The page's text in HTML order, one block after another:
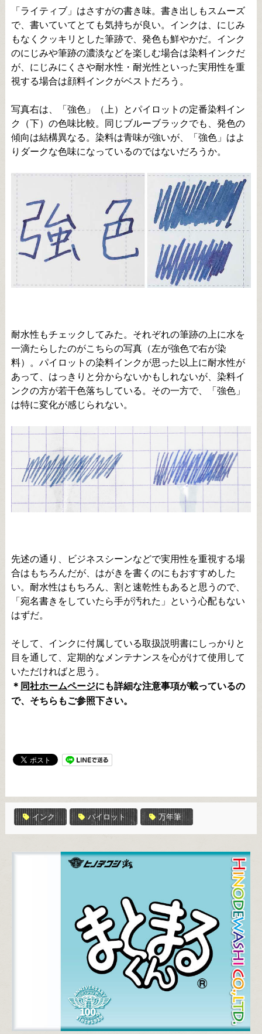
「ライティブ」はさすがの書き味。書き出しもスムーズ
で、書いていてとても気持ちが良い。インクは、にじみ
もなくクッキリとした筆跡で、発色も鮮やかだ。インク
のにじみや筆跡の濃淡などを楽しむ場合は染料インクだ
が、にじみにくさや耐水性・耐光性といった実用性を重
視する場合は顔料インクがベストだろう。
写真右は、「強色」（上）とパイロットの定番染料イン
ク（下）の色味比較。同じブルーブラックでも、発色の
傾向は結構異なる。染料は青味が強いが、「強色」はよ
りダークな色味になっているのではないだろうか。
耐水性もチェックしてみた。それぞれの筆跡の上に水を
一滴たらしたのがこちらの写真（左が強色で右が染
料）。パイロットの染料インクが思った以上に耐水性が
あって、はっきりと分からないかもしれないが、染料イ
ンクの方が若干色落ちしている。その一方で、「強色」
は特に変化が感じられない。
先述の通り、ビジネスシーンなどで実用性を重視する場
合はもちろんだが、はがきを書くのにもおすすめした
い。耐水性はもちろん、割と速乾性もあると思うので、
「宛名書きをしていたら手が汚れた」という心配もない
はずだ。
そして、インクに付属している取扱説明書にしっかりと
目を通して、定期的なメンテナンスを心がけて使用して
いただければと思う。
＊ 同社ホームページにも詳細な注意事項が載っているの
で、そちらもご参照下さい。
インク パイロット 万年筆